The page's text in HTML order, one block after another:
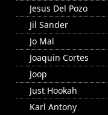
Jesus Del Pozo
Jil Sander
Jo Mal
Joaquin Cortes
Joop
Just Hookah
Karl Antony